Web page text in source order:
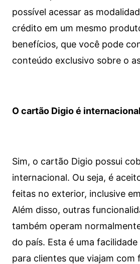
possível acessar as
crédito em um mesmo
benefícios, que você pode
conteúdo exclusivo sobre o
O cartão Digio é
Sim, o cartão Digio possui
internacional. Ou seja, é
feitas no exterior, inclusive
Além disso, outras
também operam
do país. Esta é uma
para clientes que viajam com